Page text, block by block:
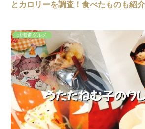
とカロリーを調査！食べたものも紹
北海道グルメ